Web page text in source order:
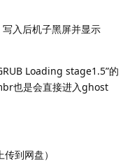
入后机子黑屏并显示
Loading stage1.5”的
也是会直接进入ghost
到网盘）